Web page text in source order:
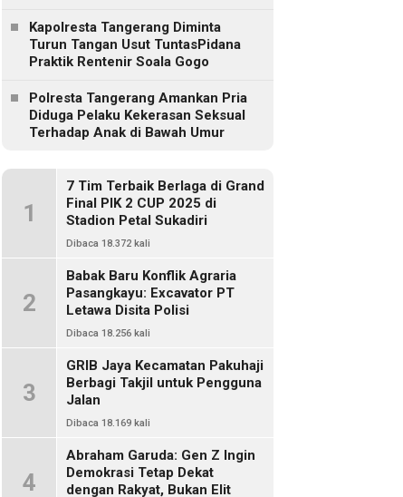
Kapolresta Tangerang Diminta
Turun Tangan Usut TuntasPidana
Praktik Rentenir Soala Gogo
Polresta Tangerang Amankan Pria
Diduga Pelaku Kekerasan Seksual
Terhadap Anak di Bawah Umur
1
7 Tim Terbaik Berlaga di Grand
Final PIK 2 CUP 2025 di
Stadion Petal Sukadiri
Dibaca 18.372 kali
2
Babak Baru Konflik Agraria
Pasangkayu: Excavator PT
Letawa Disita Polisi
Dibaca 18.256 kali
3
GRIB Jaya Kecamatan Pakuhaji
Berbagi Takjil untuk Pengguna
Jalan
Dibaca 18.169 kali
4
Abraham Garuda: Gen Z Ingin
Demokrasi Tetap Dekat
dengan Rakyat, Bukan Elit